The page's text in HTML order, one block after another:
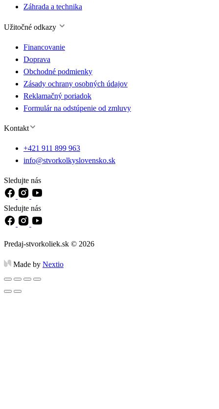
Záhrada a technika
Užitočné odkazy
Financovanie
Doprava
Obchodné podmienky
Zásady ochrany osobných údajov
Reklamačný poriadok
Formulár na odstúpenie od zmluvy
Kontakt
+421 911 899 963
info@stvorkolkyslovensko.sk
Sledujte nás
Sledujte nás
Predaj-stvorkoliek.sk © 2026
Made by Nextio